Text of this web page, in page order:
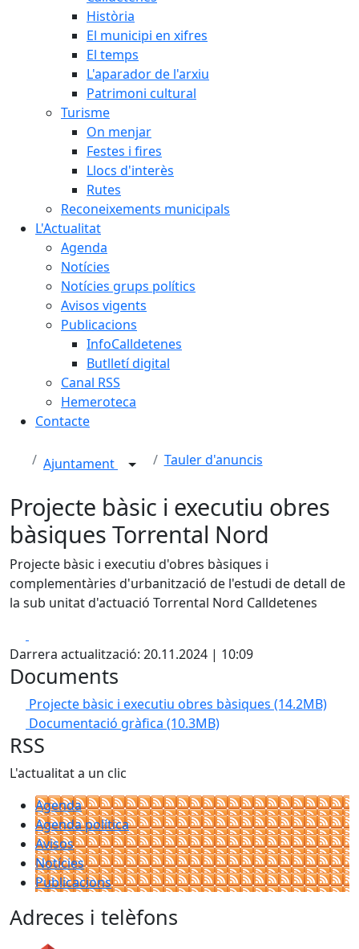
Història
El municipi en xifres
El temps
L'aparador de l'arxiu
Patrimoni cultural
Turisme
On menjar
Festes i fires
Llocs d'interès
Rutes
Reconeixements municipals
L'Actualitat
Agenda
Notícies
Notícies grups polítics
Avisos vigents
Publicacions
InfoCalldetenes
Butlletí digital
Canal RSS
Hemeroteca
Contacte
Ajuntament Tauler d'anuncis
Projecte bàsic i executiu obres
bàsiques Torrental Nord
Projecte bàsic i executiu d'obres bàsiques i
complementàries d'urbanització de l'estudi de detall de
la sub unitat d'actuació Torrental Nord Calldetenes
Darrera actualització: 20.11.2024 | 10:09
Documents
Projecte bàsic i executiu obres bàsiques (14.2MB)
Documentació gràfica (10.3MB)
RSS
L'actualitat a un clic
Agenda
Agenda política
Avisos
Notícies
Publicacions
Adreces i telèfons